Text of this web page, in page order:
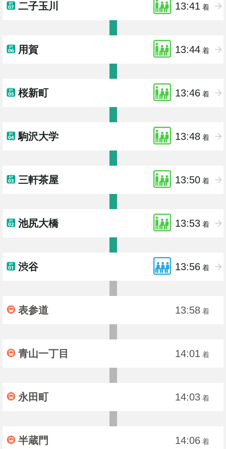
二子玉川 13:41 着
用賀 13:44 着
桜新町 13:46 着
駒沢大学 13:48 着
三軒茶屋 13:50 着
池尻大橋 13:53 着
渋谷 13:56 着
表参道 13:58 着
青山一丁目 14:01 着
永田町 14:03 着
半蔵門 14:06 着